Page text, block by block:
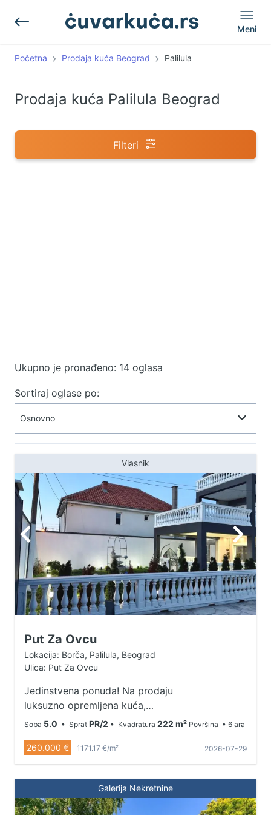
Meni
Početna Prodaja kuća Beograd Palilula
Prodaja kuća Palilula Beograd
Filteri
Ukupno je pronađeno: 14 oglasa
Sortiraj oglase po:
Vlasnik
Put Za Ovcu
Lokacija: Borča, Palilula, Beograd
Ulica: Put Za Ovcu
Jedinstvena ponuda! Na prodaju
luksuzno opremljena kuća,
smeštena u mirnom delu Borce.
novom PVC stolarijom. Grejanje na
toplotnu pumpu , radijatori +
podno grejanje. Rashladjivanje na 3
klime. Ima garažu od 50 kvadrata
sa tri parking mesta, dva sa
Soba 5.0 • Sprat PR/2 • Kvadratura 222 m² Površina • 6 ara
260.000 € 1171.17 €/m² 2026-07-29
Galerija Nekretnine